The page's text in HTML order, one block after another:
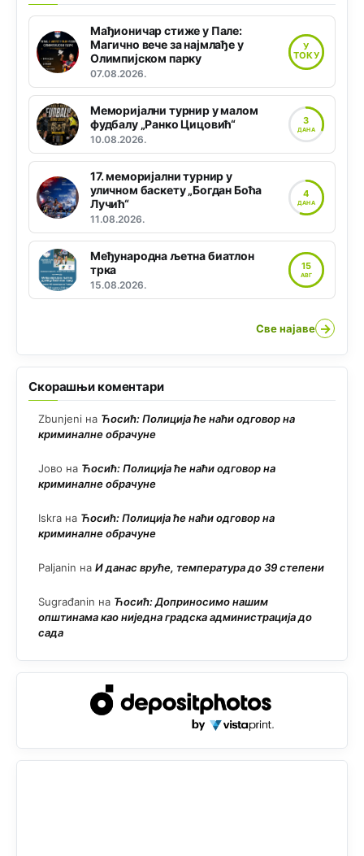
Мађионичар стиже у Пале:
Магично вече за најмлађе у
Олимпијском парку
07.08.2026.
У
ТОКУ
Меморијални турнир у малом
фудбалу „Ранко Цицовић“
10.08.2026.
3
ДАНА
17. меморијални турнир у
уличном баскету „Богдан Боћа
Лучић“
11.08.2026.
4
ДАНА
Међународна љетна биатлон
трка
15.08.2026.
15
АВГ
Све најаве →
Скорашњи коментари
Zbunjeni на Ћосић: Полиција ће наћи одговор на
криминалне обрачуне
Јово на Ћосић: Полиција ће наћи одговор на
криминалне обрачуне
Iskra на Ћосић: Полиција ће наћи одговор на
криминалне обрачуне
Paljanin на И данас вруће, температура до 39 степени
Sugrađanin на Ћосић: Доприносимо нашим
општинама као ниједна градска администрација до
сада